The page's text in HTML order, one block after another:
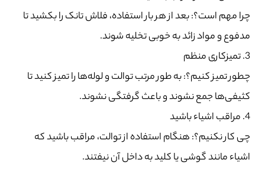
چرا مهم است؟: بعد از هر بار استفاده، فلاش تانک را بکشید تا
مدفوع و مواد زائد به خوبی تخلیه شوند.
3. تمیزکاری منظم
چطور تمیز کنیم؟: به طور مرتب توالت و لوله‌ها را تمیز کنید تا
کثیفی‌ها جمع نشوند و باعث گرفتگی نشوند.
4. مراقب اشیاء باشید
چی کار نکنیم؟: هنگام استفاده از توالت، مراقب باشید که
اشیاء مانند گوشی یا کلید به داخل آن نیفتند.